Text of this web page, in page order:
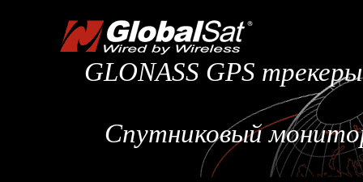
GLONASS GPS
Спутниковый